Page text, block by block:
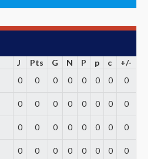
J Pts G N P p c
+/-
0 0 0 0 0 0 0 0
0 0 0 0 0 0 0 0
0 0 0 0 0 0 0 0
0 0 0 0 0 0 0 0